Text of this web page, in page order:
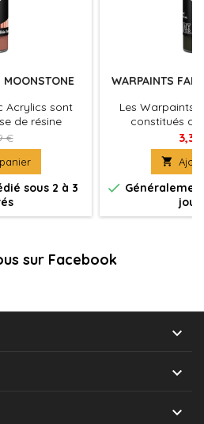
MOONSTONE
Acrylics sont
de résine
délivre des
et de qualité
de votre
€
sous 2 à 3
WARPAINTS
Les Warpaints
constitués
acrylique très
pigments de
supérieure


sur Facebook


